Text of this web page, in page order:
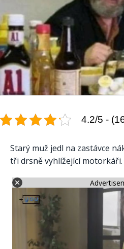
4.2/5 -
Starý muž jedl na zastávce
tři drsně vyhlížející motorkáři.